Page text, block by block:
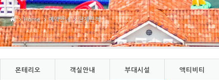
Home 예약안내 단체견적
몬테리오 객실안내 부대시설 액티비티